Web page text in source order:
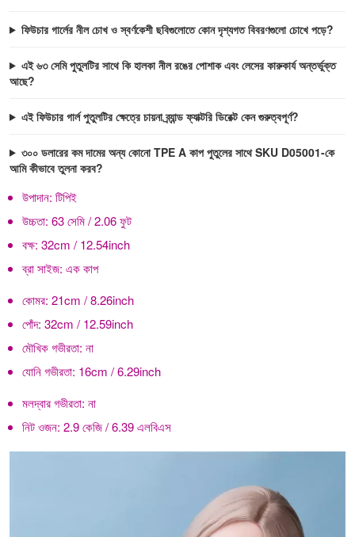
ফিউচার গার্লের নীল চোখ ও স্বর্ণকেশী ছবিগুলোতে কোন দৃশ্যগত বিবরণগুলো চোখে পড়ে?
এই ৬৩ সেমি পুতুলটির সাথে কি হালকা নীল রঙের পোশাক এবং লেসের কারুকার্য অন্তর্ভুক্ত
আছে?
এই ফিউচার গার্ল পুতুলটির ক্ষেত্রে চায়না ব্র্যান্ড ফ্যাক্টরি ডিরেক্ট কেন গুরুত্বপূর্ণ?
৩০০ ডলারের কম দামের অন্য কোনো TPE A কাপ পুতুলের সাথে SKU D05001-কে
আমি কীভাবে তুলনা করব?
উপাদান: টিপিই
উচ্চতা: 63 সেমি / 2.06 ফুট
বক্ষ: 32cm / 12.54inch
ব্রা সাইজ: এক কাপ
কোমর: 21cm / 8.26inch
পোঁদ: 32cm / 12.59inch
মৌখিক গভীরতা: না
যোনি গভীরতা: 16cm / 6.29inch
মলদ্বার গভীরতা: না
নিট ওজন: 2.9 কেজি / 6.39 এলবিএস